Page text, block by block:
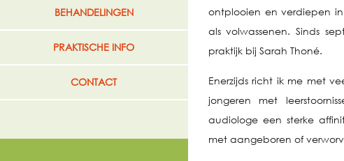
BEHANDELINGEN
STOTTEREN
GEHOOR
PRAKTISCHE INFO
CONTACT
ontplooien en verdiepen
als volwassenen. Sinds
praktijk bij Sarah Thoné.
Enerzijds richt ik me met
jongeren met
audiologe een sterke
met aangeboren of